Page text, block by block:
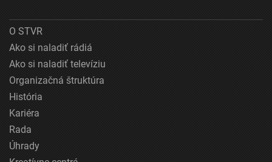
O STVR
Ako si naladiť rádiá
Ako si naladiť televíziu
Organizačná štruktúra
História
Kariéra
Rada
Úhrady